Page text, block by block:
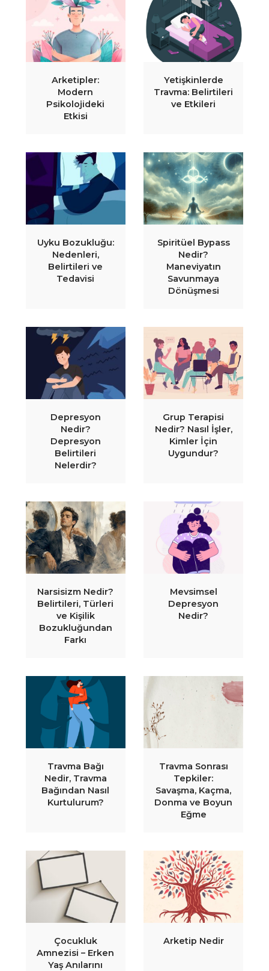
Arketipler:
Modern
Psikolojideki
Etkisi
Yetişkinlerde
Travma: Belirtileri
ve Etkileri
Uyku Bozukluğu:
Nedenleri,
Belirtileri ve
Tedavisi
Spiritüel Bypass
Nedir?
Maneviyatın
Savunmaya
Dönüşmesi
Depresyon
Nedir?
Depresyon
Belirtileri
Nelerdir?
Grup Terapisi
Nedir? Nasıl İşler,
Kimler İçin
Uygundur?
Narsisizm Nedir?
Belirtileri, Türleri
ve Kişilik
Bozukluğundan
Farkı
Mevsimsel
Depresyon
Nedir?
Travma Bağı
Nedir, Travma
Bağından Nasıl
Kurtulurum?
Travma Sonrası
Tepkiler:
Savaşma, Kaçma,
Donma ve Boyun
Eğme
Çocukluk
Amnezisi – Erken
Yaş Anılarını
Arketip Nedir